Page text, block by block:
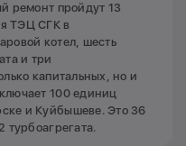
ремонт пройдут 13
ТЭЦ СГК в
котел, шесть
и три
капитальных, но и
100 единиц
и Куйбышеве. Это 36
турбоагрегата.